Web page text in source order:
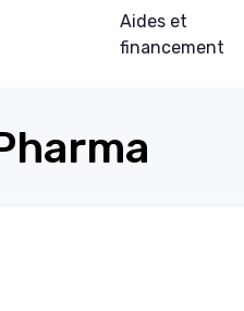
Aides et
financement